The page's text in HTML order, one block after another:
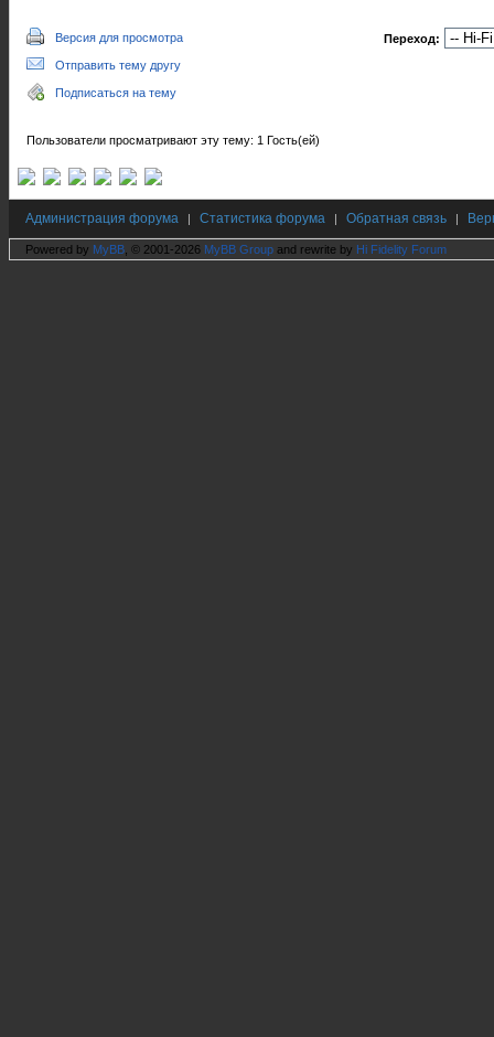
Версия для просмотра
Отправить тему другу
Подписаться на тему
Переход:
Пользователи просматривают эту тему: 1 Гость(ей)
Администрация форума | Статистика форума | Обратная связь |
Powered by MyBB , © 2001-2026 MyBB Group and rewrite by Hi Fidelity Forum